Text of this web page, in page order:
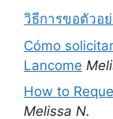
วิธีการขอตัวอ
Cómo
Lancome
How to
Melissa N.